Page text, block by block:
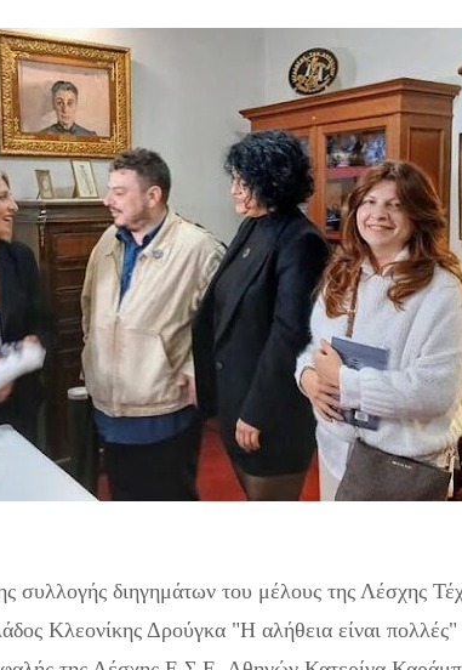
συλλογής διηγημάτων του μέλους της Λέσχης
Κλεονίκης Δρούγκα "Η αλήθεια είναι πολλές"